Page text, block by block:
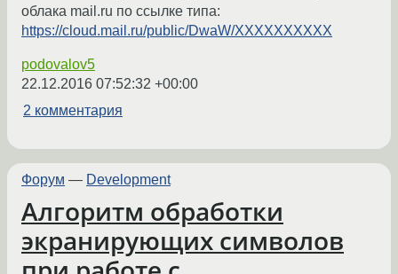
облака mail.ru по ссылке типа:
https://cloud.mail.ru/public/DwaW/XXXXXXXXXX
podovalov5
22.12.2016 07:52:32 +00:00
2 комментария
Форум — Development
Алгоритм обработки
экранирующих символов